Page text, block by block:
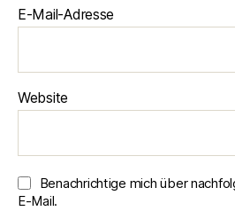
E-Mail-Adresse
Website
Benachrichtige mich über
E-Mail.